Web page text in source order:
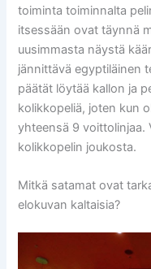
toiminta toiminnalta
itsessään ovat täynnä
uusimmasta näystä
jännittävä egyptiläinen
päätät löytää kallon ja
kolikkopeliä, joten kun
yhteensä 9 voittolinjaa.
kolikkopelin joukosta.
Mitkä satamat ovat
elokuvan kaltaisia?